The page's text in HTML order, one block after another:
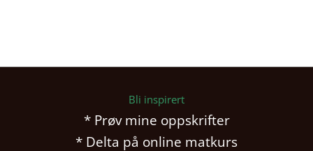
Bli inspirert
* Prøv mine oppskrifter
* Delta på online matkurs